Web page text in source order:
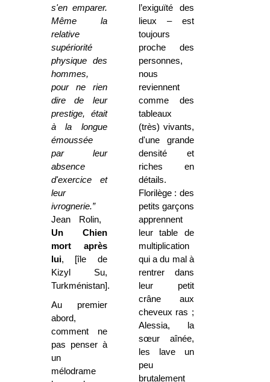
s'en emparer.
Même la
relative
supériorité
physique des
hommes,
pour ne rien
dire de leur
prestige, était
à la longue
émoussée
par leur
absence
d'exercice et
leur
ivrognerie.”
Jean Rolin,
Un Chien
mort après
lui, [île de
Kizyl Su,
Turkménistan].
Au premier
abord,
comment ne
pas penser à
un
mélodrame
l’exiguïté des
lieux – est
toujours
proche des
personnes,
nous
reviennent
comme des
tableaux
(très) vivants,
d'une grande
densité et
riches en
détails.
Florilège : des
petits garçons
apprennent
leur table de
multiplication
qui a du mal à
rentrer dans
leur petit
crâne aux
cheveux ras ;
Alessia, la
sœur aînée,
les lave un
peu
brutalement